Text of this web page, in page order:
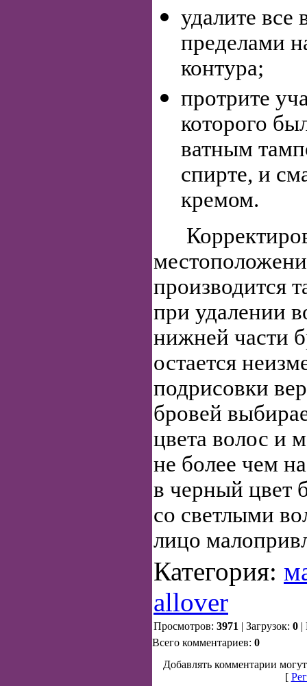
удалите все
пределами
контура;
протрите
которого
ватным
спирте, и
кремом.
производится
при удалении
нижней части
остается
подрисовки
бровей
цвета волос и
не более чем
в черный цвет
со светлыми
лицо
Категория:
allover
Просмотров: 3971 | Загрузок: 0 |
Всего комментариев: 0
Добавлять комментарии
[